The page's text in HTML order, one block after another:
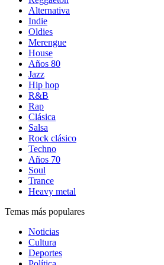
Alternativa
Indie
Oldies
Merengue
House
Años 80
Jazz
Hip hop
R&B
Rap
Clásica
Salsa
Rock clásico
Techno
Años 70
Soul
Trance
Heavy metal
Temas más populares
Noticias
Cultura
Deportes